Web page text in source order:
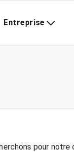
Entreprise
pour